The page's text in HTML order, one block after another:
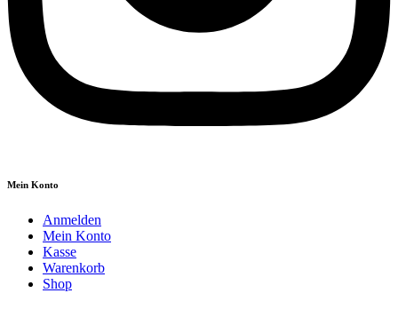
Mein Konto
Anmelden
Mein Konto
Kasse
Warenkorb
Shop